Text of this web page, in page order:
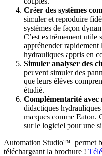
Créer des systèmes
simuler et reproduire
systèmes de façon
C’est extrêmement utile
appréhender rapidement
hydrauliques appris en
Simuler analyser des
peuvent simuler des
que leurs élèves
étudié.
Complémentarité
didactiques
marques comme Eaton.
sur le logiciel pour une
Automation Studio™ permet
téléchargeant la brochure ! ​